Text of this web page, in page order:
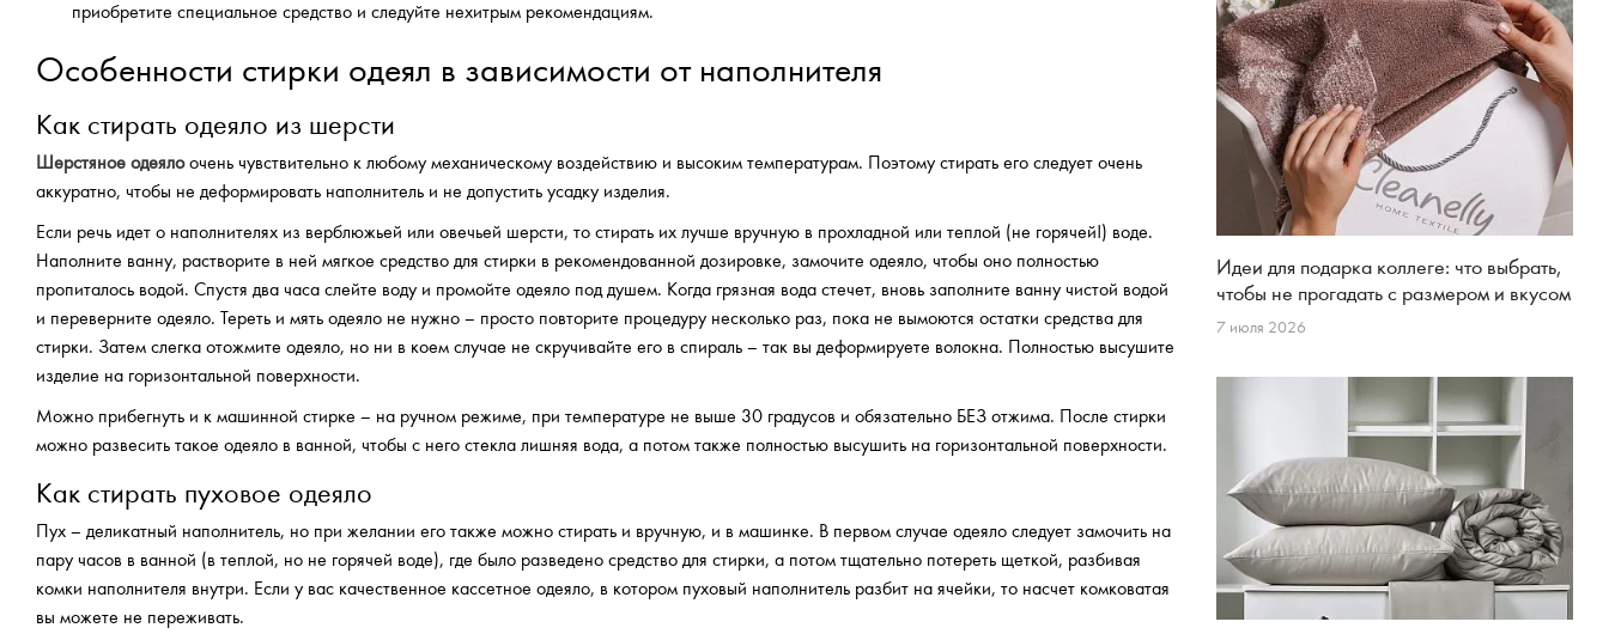
приобретите специальное средство и следуйте нехитрым рекомендациям.
Особенности стирки одеял в зависимости от наполнителя
Как стирать одеяло из шерсти
Шерстяное одеялоочень чувствительно к любому механическому воздействию и высоким температурам. Поэтому стирать его следует очень
аккуратно, чтобы не деформировать наполнитель и не допустить усадку изделия.
Если речь идет о наполнителях из верблюжьей или овечьей шерсти, то стирать их лучше вручную в прохладной или теплой (не горячей!) воде.
Наполните ванну, растворите в ней мягкое средство для стирки в рекомендованной дозировке, замочите одеяло, чтобы оно полностью
пропиталось водой. Спустя два часа слейте воду и промойте одеяло под душем. Когда грязная вода стечет, вновь заполните ванну чистой водой
и переверните одеяло. Тереть и мять одеяло не нужно – просто повторите процедуру несколько раз, пока не вымоются остатки средства для
стирки. Затем слегка отожмите одеяло, но ни в коем случае не скручивайте его в спираль – так вы деформируете волокна. Полностью высушите
изделие на горизонтальной поверхности.
Можно прибегнуть и к машинной стирке – на ручном режиме, при температуре не выше 30 градусов и обязательно БЕЗ отжима. После стирки
можно развесить такое одеяло в ванной, чтобы с него стекла лишняя вода, а потом также полностью высушить на горизонтальной поверхности.
Как стирать пуховое одеяло
Пух – деликатный наполнитель, но при желании его также можно стирать и вручную, и в машинке. В первом случае одеяло следует замочить на
пару часов в ванной (в теплой, но не горячей воде), где было разведено средство для стирки, а потом тщательно потереть щеткой, разбивая
комки наполнителя внутри. Если у вас качественное кассетное одеяло, в котором пуховый наполнитель разбит на ячейки, то насчет комковатая
вы можете не переживать.
Идеи для подарка коллеге: что выбрать,
чтобы не прогадать с размером и вкусом
7 июля 2026